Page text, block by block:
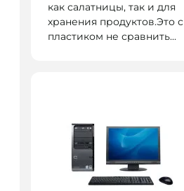
как салатницы, так и для
хранения продуктов.Это с
пластиком не сравнить...